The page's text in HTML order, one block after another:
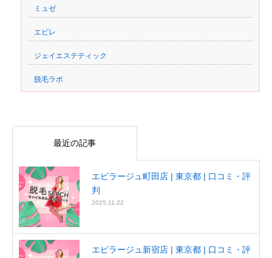
ミュゼ
エピレ
ジェイエステティック
脱毛ラボ
最近の記事
エピラージュ町田店 | 東京都 | 口コミ・評
判
2025.11.22
エピラージュ新宿店 | 東京都 | 口コミ・評